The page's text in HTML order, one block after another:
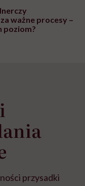
ważne procesy –
poziom?
przysadki